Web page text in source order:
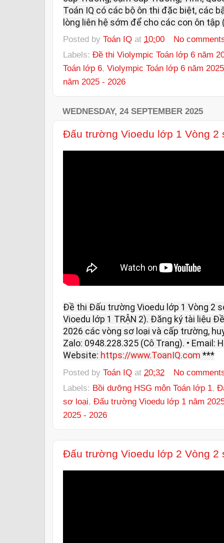
Toán IQ có các bộ ôn thi đặc biệt, các
lòng liên hệ sớm để cho các con ôn tập
Posted by Toán IQ at 10:00
No
Labels: Đề thi Violympic Toán lớp 6 năm
Toán lớp 6, Violympic Toán lớp 6 năm
năm 2025 - 2026
WEDNESDAY, 24 SEPTEMBER 2025
Đấu trường Vioedu lớp 1 Vòng 2
Đề thi Đấu trường Vioedu lớp 1 Vòng 2
Vioedu lớp 1 TRẬN 2). Đăng ký tài liệu
2026 các vòng sơ loại và cấp trường,
Zalo: 0948.228.325 (Cô Trang). • Email:
Website: https://www.ToanIQ.com ***
Posted by Toán IQ at 20:32
No
Labels: Bồi dưỡng HSG môn Toán lớp 1,
sơ loại, Đấu trường Vioedu lớp 1 năm
2025 - 2026
Đấu trường Vioedu lớp 2 Vòng 2